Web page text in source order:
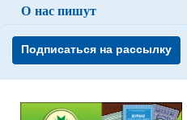
О нас пишут
Подписаться на рассылку